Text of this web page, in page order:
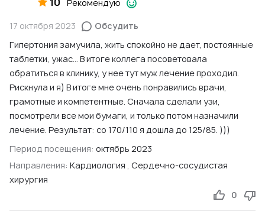
Рекомендую
17 октября 2023
Обсудить
Гипертония замучила, жить спокойно не дает, постоянные
таблетки, ужас… В итоге коллега посоветовала
обратиться в клинику, у нее тут муж лечение проходил.
Рискнула и я) В итоге мне очень понравились врачи,
грамотные и компетентные. Сначала сделали узи,
посмотрели все мои бумаги, и только потом назначили
лечение. Результат: со 170/110 я дошла до 125/85. )))
Период посещения: октябрь 2023
Направления: Кардиология , Сердечно-сосудистая
хирургия
0